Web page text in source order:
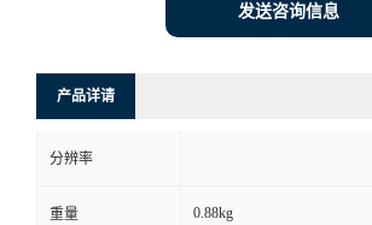
发送咨询信息
产品详请
分辨率
重量 0.88kg